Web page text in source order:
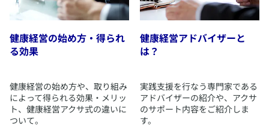
健康経営の始め方・得られ
る効果
​健康経営の始め方や、取り組み
によって得られる効果・メリッ
ト、健康経営アクサ式の違いに
ついて。
健康経営アドバイザーと
は？
​実践支援を行なう専門家である
アドバイザーの紹介や、アクサ
のサポート内容をご紹介しま
す。